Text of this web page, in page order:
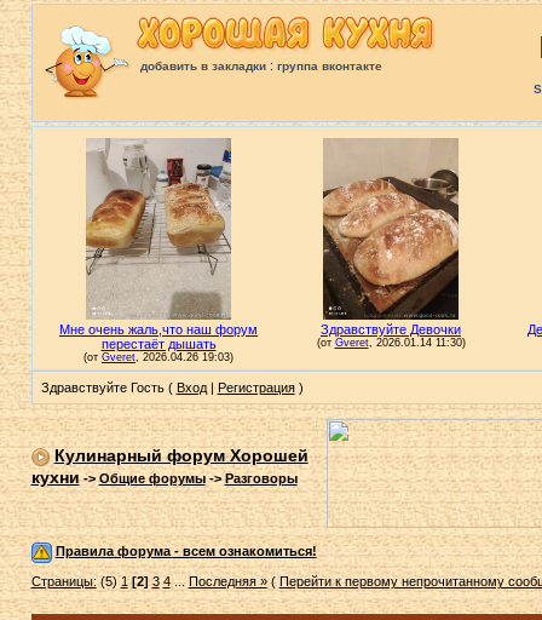
добавить в закладки: группа вконтакте
Здравствуйте Гость ( Вход| Регистрация)
Кулинарный форум Хорошей
кухни->Общие форумы-> Разговоры
Правила форума - всем ознакомиться!
Страницы:(5) 1 [2] 3 4... Последняя »(Перейти к первому непрочитанному